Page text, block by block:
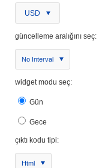
USD
güncelleme aralığını seç:
No Interval
widget modu seç:
Gün
Gece
çıktı kodu tipi:
Html